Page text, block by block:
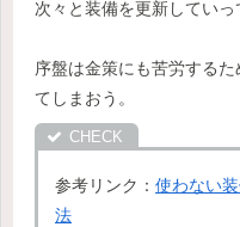
次々と装備を更新していっ
序盤は金策にも苦労する
てしまおう。
参考リンク： 使わない
法